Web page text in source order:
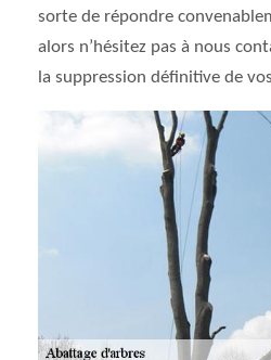
sorte de répondre
alors n’hésitez pas à nous
la suppression définitive de